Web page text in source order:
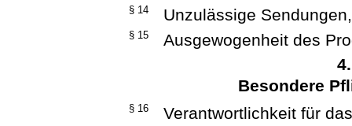
§ 14 Unzulässige
§ 15
Ausgewogenheit des
Besondere
§ 16 Verantwortlichkeit für